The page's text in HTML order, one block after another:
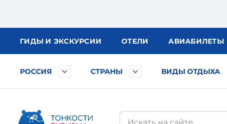
ГИДЫ И ЭКСКУРСИИ ОТЕЛИ АВИАБИЛЕТЫ
РОССИЯ СТРАНЫ ВИДЫ ОТДЫХА